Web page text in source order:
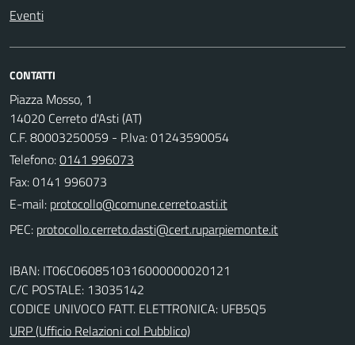
Eventi
CONTATTI
Piazza Mosso, 1
14020 Cerreto d'Asti (AT)
C.F. 80003250059 - P.Iva: 01243590054
Telefono:0141 996073
Fax: 0141 996073
E-mail:
PEC:
IBAN: IT06C0608510316000000020121
C/C POSTALE: 13035142
CODICE UNIVOCO FATT. ELETTRONICA: UFB5Q5
URP (Ufficio Relazioni col Pubblico)